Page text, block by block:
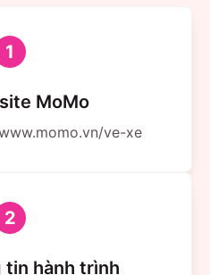
có chỗ để đồ cá nhân,
thoải mái hơn trong
giúp lịch trình linh hoạt
1
MoMo
ve-xe
2
tin hành trình